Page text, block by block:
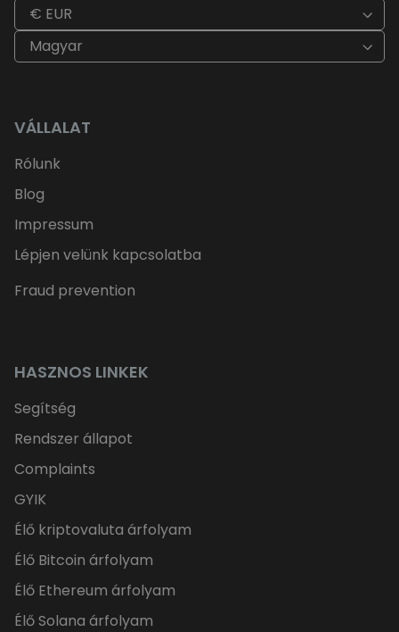
€ EUR
Magyar
VÁLLALAT
Rólunk
Blog
Impressum
Lépjen velünk kapcsolatba
Fraud prevention
HASZNOS LINKEK
Segítség
Rendszer állapot
Complaints
GYIK
Élő kriptovaluta árfolyam
Élő Bitcoin árfolyam
Élő Ethereum árfolyam
Élő Solana árfolyam